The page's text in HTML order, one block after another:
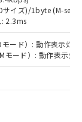
サイズ)/1byte (M-
2.3ms
ード）: 動作表示灯(
モード）: 動作表示
）の
品で